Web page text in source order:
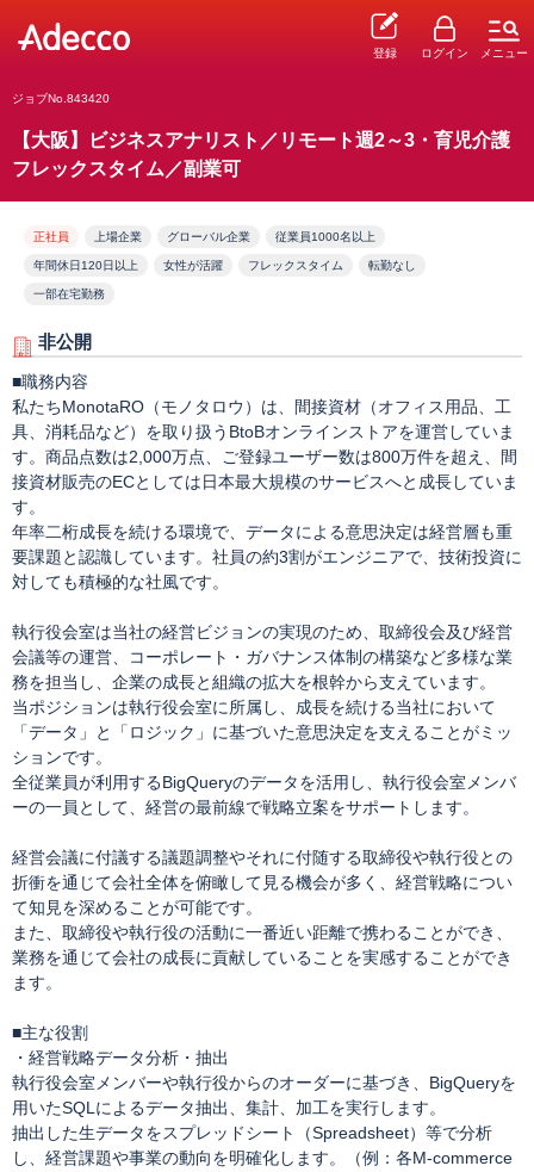
登録 ログイン メニュー
ジョブNo.843420
【大阪】ビジネスアナリスト／リモート週2～3・育児介護
フレックスタイム／副業可
正社員 上場企業 グローバル企業 従業員1000名以上
年間休日120日以上 女性が活躍 フレックスタイム 転勤なし
一部在宅勤務
非公開
■職務内容
私たちMonotaRO（モノタロウ）は、間接資材（オフィス用品、工
具、消耗品など）を取り扱うBtoBオンラインストアを運営していま
す。商品点数は2,000万点、ご登録ユーザー数は800万件を超え、間
接資材販売のECとしては日本最大規模のサービスへと成長していま
す。
年率二桁成長を続ける環境で、データによる意思決定は経営層も重
要課題と認識しています。社員の約3割がエンジニアで、技術投資に
対しても積極的な社風です。
執行役会室は当社の経営ビジョンの実現のため、取締役会及び経営
会議等の運営、コーポレート・ガバナンス体制の構築など多様な業
務を担当し、企業の成長と組織の拡大を根幹から支えています。
当ポジションは執行役会室に所属し、成長を続ける当社において
「データ」と「ロジック」に基づいた意思決定を支えることがミッ
ションです。
全従業員が利用するBigQueryのデータを活用し、執行役会室メンバ
ーの一員として、経営の最前線で戦略立案をサポートします。
経営会議に付議する議題調整やそれに付随する取締役や執行役との
折衝を通じて会社全体を俯瞰して見る機会が多く、経営戦略につい
て知見を深めることが可能です。
また、取締役や執行役の活動に一番近い距離で携わることができ、
業務を通じて会社の成長に貢献していることを実感することができ
ます。
■主な役割
・経営戦略データ分析・抽出
執行役会室メンバーや執行役からのオーダーに基づき、BigQueryを
用いたSQLによるデータ抽出、集計、加工を実行します。
抽出した生データをスプレッドシート（Spreadsheet）等で分析
し、経営課題や事業の動向を明確化します。（例：各M-commerce